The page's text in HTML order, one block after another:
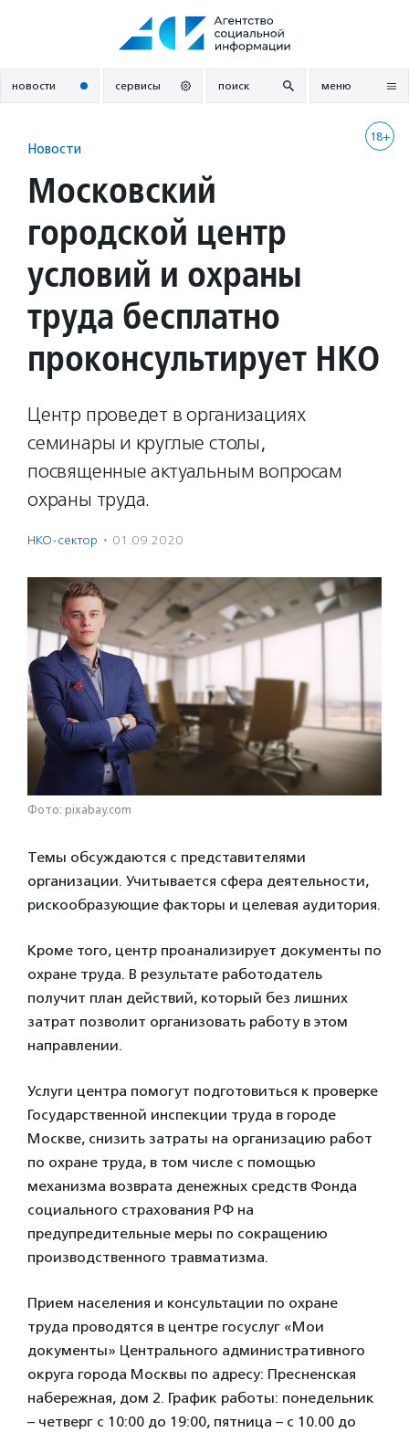
новости сервисы поиск меню
18+
Новости
Московский
городской центр
условий и охраны
труда бесплатно
проконсультирует НКО
Центр проведет в организациях
семинары и круглые столы,
посвященные актуальным вопросам
охраны труда.
НКО-сектор · 01.09.2020
Фото: pixabay.com
Темы обсуждаются с представителями
организации. Учитывается сфера деятельности,
рискообразующие факторы и целевая аудитория.
Кроме того, центр проанализирует документы по
охране труда. В результате работодатель
получит план действий, который без лишних
затрат позволит организовать работу в этом
направлении.
Услуги центра помогут подготовиться к проверке
Государственной инспекции труда в городе
Москве, снизить затраты на организацию работ
по охране труда, в том числе с помощью
механизма возврата денежных средств Фонда
социального страхования РФ на
предупредительные меры по сокращению
производственного травматизма.
Прием населения и консультации по охране
труда проводятся в центре госуслуг «Мои
документы» Центрального административного
округа города Москвы по адресу: Пресненская
набережная, дом 2. График работы: понедельник
– четверг с 10:00 до 19:00, пятница – с 10.00 до